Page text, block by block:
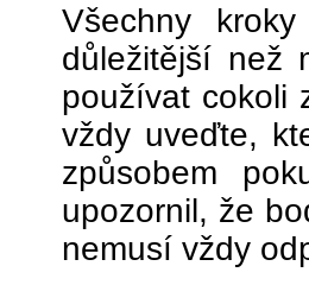
Všechny
důležitější než
používat cokoli
vždy uveďte,
způsobem
upozornil, že
nemusí vždy